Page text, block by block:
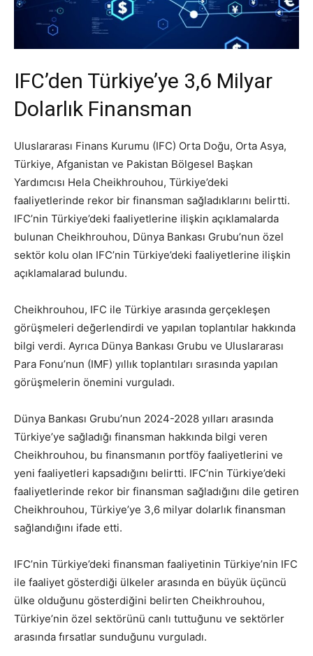
IFC’den Türkiye’ye 3,6 Milyar
Dolarlık Finansman
Uluslararası Finans Kurumu (IFC) Orta Doğu, Orta Asya,
Türkiye, Afganistan ve Pakistan Bölgesel Başkan
Yardımcısı Hela Cheikhrouhou, Türkiye’deki
faaliyetlerinde rekor bir finansman sağladıklarını belirtti.
IFC’nin Türkiye’deki faaliyetlerine ilişkin açıklamalarda
bulunan Cheikhrouhou, Dünya Bankası Grubu’nun özel
sektör kolu olan IFC’nin Türkiye’deki faaliyetlerine ilişkin
açıklamalarad bulundu.
Cheikhrouhou, IFC ile Türkiye arasında gerçekleşen
görüşmeleri değerlendirdi ve yapılan toplantılar hakkında
bilgi verdi. Ayrıca Dünya Bankası Grubu ve Uluslararası
Para Fonu’nun (IMF) yıllık toplantıları sırasında yapılan
görüşmelerin önemini vurguladı.
Dünya Bankası Grubu’nun 2024-2028 yılları arasında
Türkiye’ye sağladığı finansman hakkında bilgi veren
Cheikhrouhou, bu finansmanın portföy faaliyetlerini ve
yeni faaliyetleri kapsadığını belirtti. IFC’nin Türkiye’deki
faaliyetlerinde rekor bir finansman sağladığını dile getiren
Cheikhrouhou, Türkiye’ye 3,6 milyar dolarlık finansman
sağlandığını ifade etti.
IFC’nin Türkiye’deki finansman faaliyetinin Türkiye’nin IFC
ile faaliyet gösterdiği ülkeler arasında en büyük üçüncü
ülke olduğunu gösterdiğini belirten Cheikhrouhou,
Türkiye’nin özel sektörünü canlı tuttuğunu ve sektörler
arasında fırsatlar sunduğunu vurguladı.